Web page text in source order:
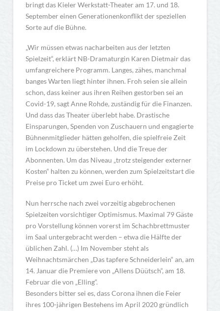
bringt das Kieler Werkstatt-Theater am 17. und 18.
September einen Generationenkonflikt der speziellen
Sorte auf die Bühne.
„Wir müssen etwas nacharbeiten aus der letzten
Spielzeit“, erklärt NB-Dramaturgin Karen Dietmair das
umfangreichere Programm. Langes, zähes, manchmal
banges Warten liegt hinter ihnen. Froh seien sie allein
schon, dass keiner aus ihren Reihen gestorben sei an
Covid-19, sagt Anne Rohde, zuständig für die Finanzen.
Und dass das Theater überlebt habe. Drastische
Einsparungen, Spenden von Zuschauern und engagierte
Bühnenmitglieder hätten geholfen, die spielfreie Zeit
im Lockdown zu überstehen. Und die Treue der
Abonnenten. Um das Niveau „trotz steigender externer
Kosten“ halten zu können, werden zum Spielzeitstart die
Preise pro Ticket um zwei Euro erhöht.
Nun herrsche nach zwei vorzeitig abgebrochenen
Spielzeiten vorsichtiger Optimismus. Maximal 79 Gäste
pro Vorstellung können vorerst im Schachbrettmuster
im Saal untergebracht werden – etwa die Hälfte der
üblichen Zahl. (…) Im November steht als
Weihnachtsmärchen „Das tapfere Schneiderlein“ an, am
14. Januar die Premiere von „Allens Düütsch“, am 18.
Februar die von „Elling“.
Besonders bitter sei es, dass Corona ihnen die Feier
ihres 100-jährigen Bestehens im April 2020 gründlich